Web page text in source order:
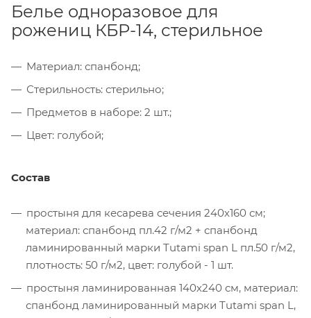
Белье одноразовое для
рожениц КБР-14, стерильное
Материал: спанбонд;
Стерильность: стерильно;
Предметов в наборе: 2 шт.;
Цвет: голубой;
Состав
простыня для кесарева сечения 240х160 см;
материал: спанбонд пл.42 г/м2 + спанбонд
ламинированный марки Tutami span L пл.50 г/м2,
плотность: 50 г/м2, цвет: голубой - 1 шт.
простыня ламинированная 140х240 см, материал:
спанбонд ламинированный марки Tutami span L,